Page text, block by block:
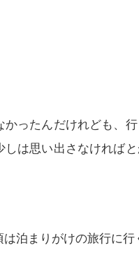
かったんだけれども、
しは思い出さなければ
泊まりがけの旅行に行